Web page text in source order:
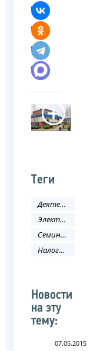
Теги
Деятельность ФНС
Электронные услуги
Семинар
Налоговая политика и практика
Новости
на эту
тему:
07.05.2015